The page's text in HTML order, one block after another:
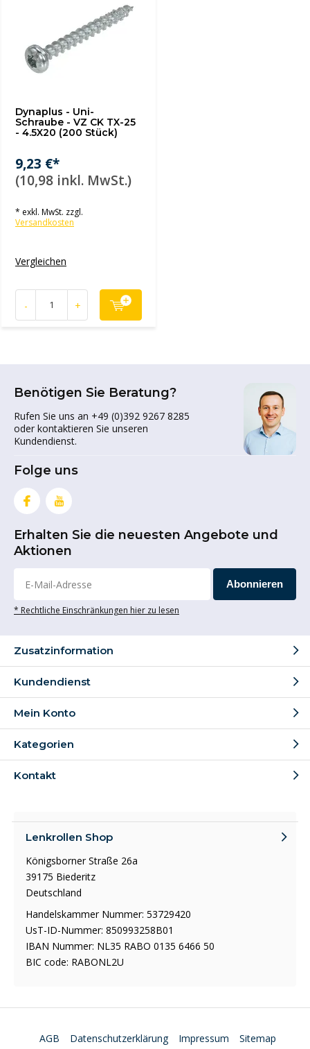
Dynaplus - Uni-
Schraube - VZ CK TX-25
- 4.5X20 (200 Stück)
9,23 €*
(10,98 inkl. MwSt.)
* exkl. MwSt. zzgl.
Versandkosten
Vergleichen
- +
Benötigen Sie Beratung?
Rufen Sie uns an +49 (0)392 9267 8285
oder kontaktieren Sie unseren
Kundendienst.
Folge uns
Erhalten Sie die neuesten Angebote und
Aktionen
Abonnieren
* Rechtliche Einschränkungen hier zu lesen
Zusatzinformation
Kundendienst
Mein Konto
Kategorien
Kontakt
Lenkrollen Shop
Königsborner Straße 26a
39175 Biederitz
Deutschland
Handelskammer Nummer: 53729420
UsT-ID-Nummer: 850993258B01
IBAN Nummer: NL35 RABO 0135 6466 50
BIC code: RABONL2U
AGB Datenschutzerklärung Impressum Sitemap